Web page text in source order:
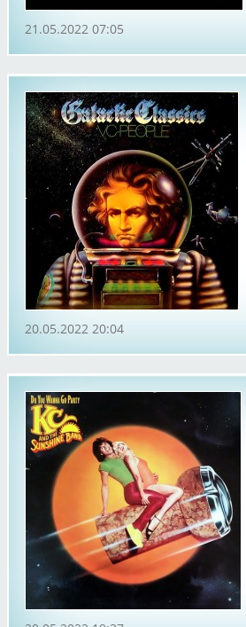
21.05.2022 07:05
20.05.2022 20:04